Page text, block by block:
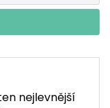
nejlevnější